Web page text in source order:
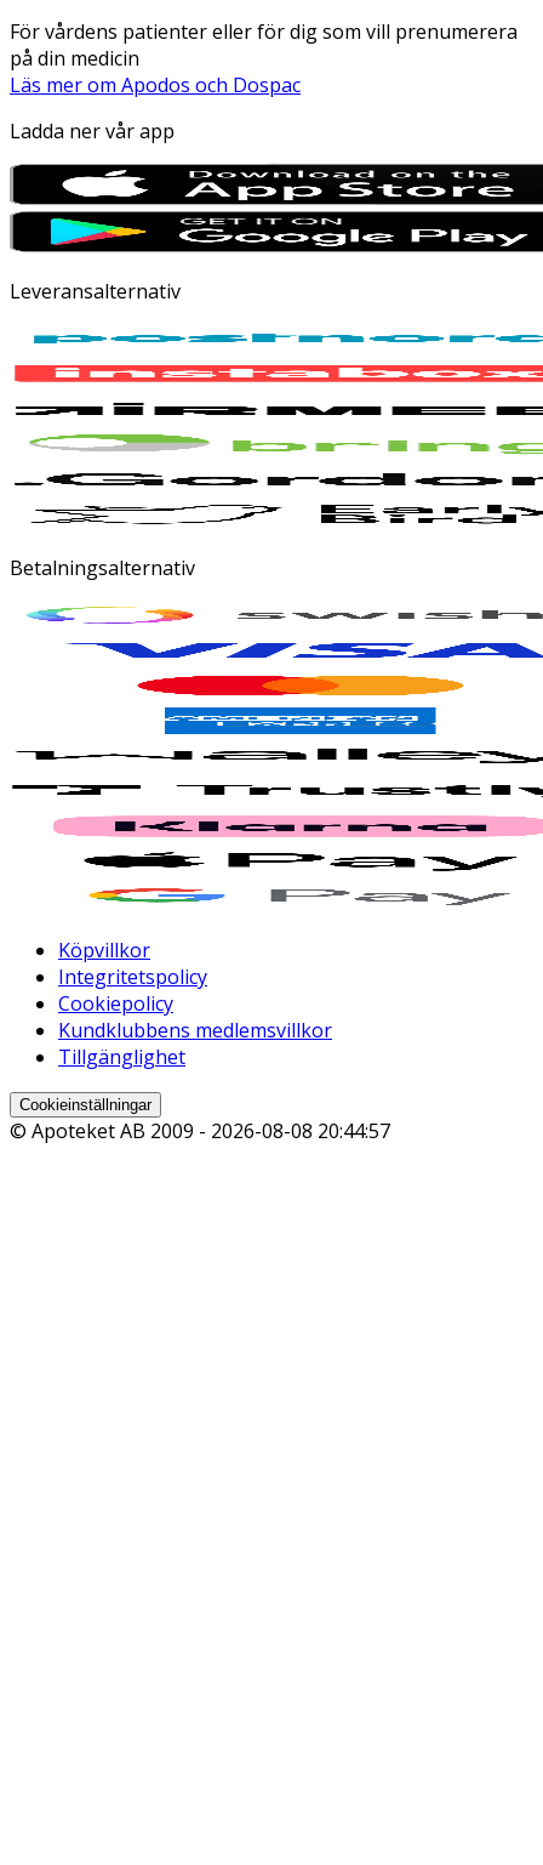
För vårdens patienter eller för dig som vill prenumerera
på din medicin
Läs mer om Apodos och Dospac
Ladda ner vår app
Leveransalternativ
Betalningsalternativ
Köpvillkor
Integritetspolicy
Cookiepolicy
Kundklubbens medlemsvillkor
Tillgänglighet
Cookieinställningar
© Apoteket AB 2009 - 2026-08-08 20:44:57